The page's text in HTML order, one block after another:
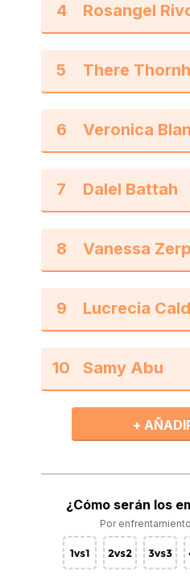
4
5
6
7
8
9
10
+
¿Cómo serán los
Por